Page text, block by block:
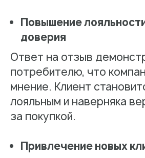
Повышение
доверия
Ответ на отзыв
потребителю, что
мнение. Клиент
лояльным и наверняка
за покупкой.
Привлечение новых